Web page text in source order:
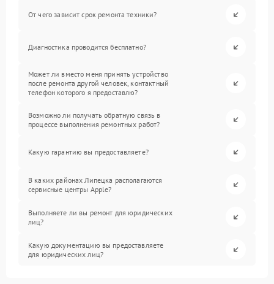
От чего зависит срок ремонта техники?
Диагностика проводится бесплатно?
Может ли вместо меня принять устройство
после ремонта другой человек, контактный
телефон которого я предоставлю?
Возможно ли получать обратную связь в
процессе выполнения ремонтных работ?
Какую гарантию вы предоставляете?
В каких районах Липецка располагаются
сервисные центры Apple?
Выполняете ли вы ремонт для юридических
лиц?
Какую документацию вы предоставляете
для юридических лиц?